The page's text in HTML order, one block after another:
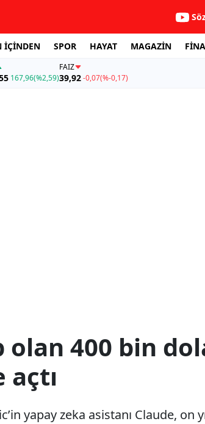
İÇİNDEN SPOR HAYAT MAGAZİN
167,96(%2,59)
FAİZ
39,92-0,07(%-0,17)
olan 400 bin
açtı
yapay zeka asistanı Claude, on